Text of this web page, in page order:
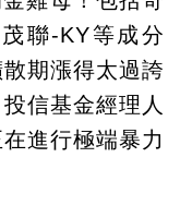
聯-KY等成分
期漲得太過誇
信基金經理人
進行極端暴力